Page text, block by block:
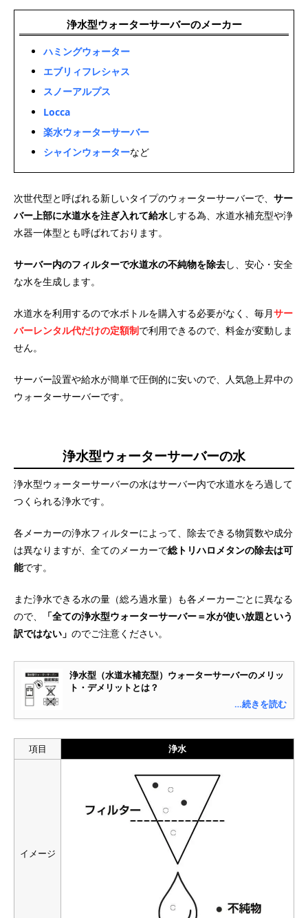
浄水型ウォーターサーバーのメーカー
ハミングウォーター
エブリィフレシャス
スノーアルプス
Locca
楽水ウォーターサーバー
シャインウォーターなど
次世代型と呼ばれる新しいタイプのウォーターサーバーで、 サー
バー上部に水道水を注ぎ入れて給水しする為、水道水補充型や浄
水器一体型とも呼ばれております。
サーバー内のフィルターで水道水の不純物を除去し、安心・安全
な水を生成します。
水道水を利用するので水ボトルを購入する必要がなく、毎月サー
バーレンタル代だけの定額制で利用できるので、料金が変動しま
せん。
サーバー設置や給水が簡単で圧倒的に安いので、人気急上昇中の
ウォーターサーバーです。
浄水型ウォーターサーバーの水
浄水型ウォーターサーバーの水はサーバー内で水道水をろ過して
つくられる浄水です。
各メーカーの浄水フィルターによって、除去できる物質数や成分
は異なりますが、全てのメーカーで総トリハロメタンの除去は可
能です。
また浄水できる水の量（総ろ過水量）も各メーカーごとに異なる
ので、
「全ての浄水型ウォーターサーバー＝水が使い放題という
訳ではない」 のでご注意ください。
浄水型（水道水補充型）ウォーターサーバーのメリッ
ト・デメリットとは？
…続きを読む
項目 浄水
イメージ